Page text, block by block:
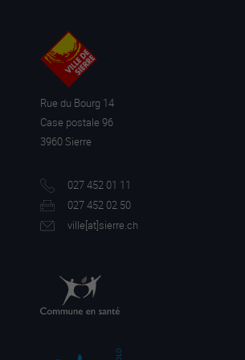
Rue du Bourg 14
Case postale 96
3960 Sierre
027 452 01 11
027 452 02 50
ville[at]sierre.ch